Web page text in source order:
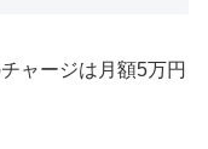
ャージは月額5万円